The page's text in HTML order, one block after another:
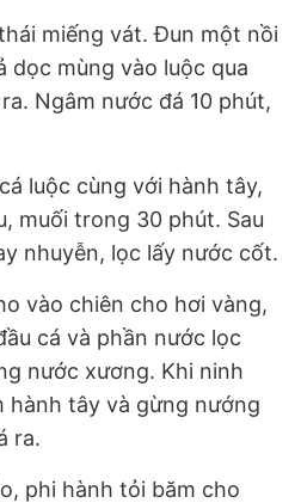
miếng vát. Đun một nồi
dọc mùng vào luộc qua
Ngâm nước đá 10 phút,
luộc cùng với hành tây,
muối trong 30 phút. Sau
nhuyễn, lọc lấy nước cốt.
vào chiên cho hơi vàng,
cá và phần nước lọc
nước xương. Khi ninh
tây và gừng nướng
ra.
phi hành tỏi băm cho